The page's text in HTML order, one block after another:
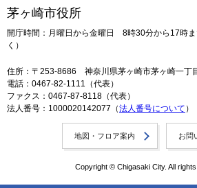
茅ヶ崎市役所
開庁時間：月曜日から金曜日 8時30分から17時
く）
住所：〒253-8686 神奈川県茅ヶ崎市茅ヶ崎一丁
電話：0467-82-1111（代表）
ファクス：0467-87-8118（代表）
法人番号：1000020142077（法人番号について ）
地図・フロア案内 お問
Copyright © Chigasaki City. All